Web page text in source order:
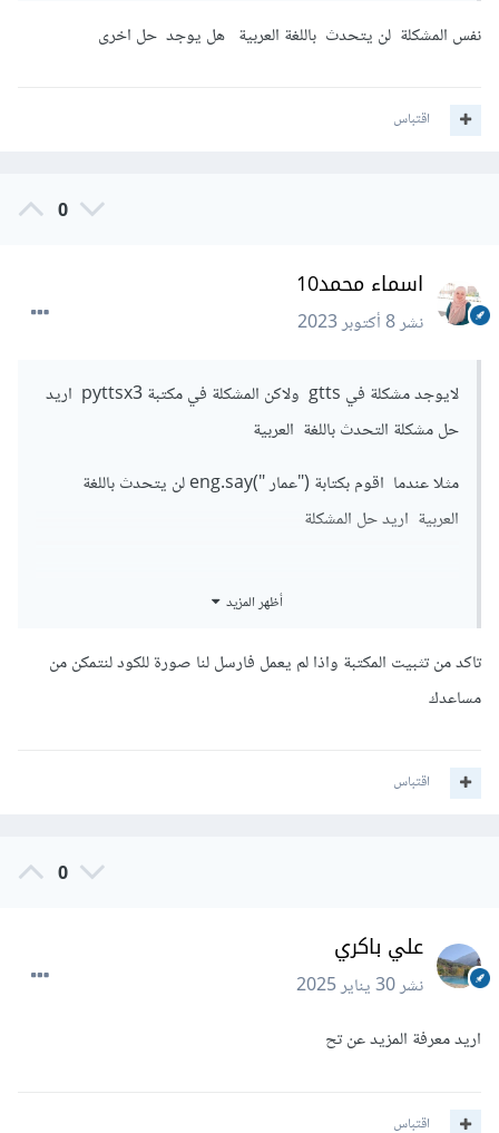
engine = pyttsx3 init
# تشغيل الصوت
نفس المشكلة لن يتحدث باللغة العربية هل يوجد حل اخرى
اقتباس
0
اسماء محمد10
نشر8 أكتوبر 2023
لايوجد مشكلة في gtts ولاكن المشكلة في مكتبة pyttsx3 اريد
حل مشكلة التحدث باللغة العربية
مثلا عندما اقوم بكتابة ("عمار ")eng.say لن يتحدث باللغة
العربية اريد حل المشكلة
أظهر المزيد
تاكد من تثبيت المكتبة واذا لم يعمل فارسل لنا صورة للكود لنتمكن من
مساعدك
اقتباس
0
علي باكري
نشر30 يناير 2025
اريد معرفة المزيد عن تح
اقتباس